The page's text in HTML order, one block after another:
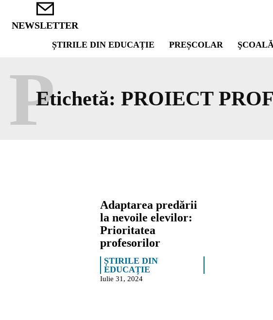
NEWSLETTER
ȘTIRILE DIN EDUCAȚIE PREȘCOLAR
Etichetă: PROIECT
P
Adaptarea predării
la nevoile elevilor:
Prioritatea
profesorilor
ȘTIRILE DIN
EDUCAȚIE
Iulie 31, 2024